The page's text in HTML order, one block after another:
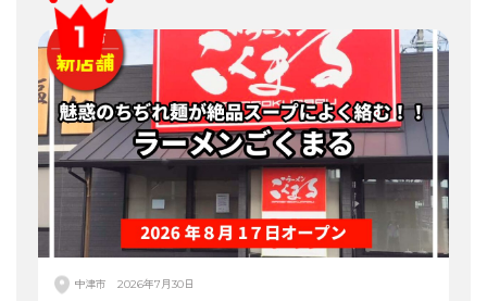
中津市 2026年7月30日